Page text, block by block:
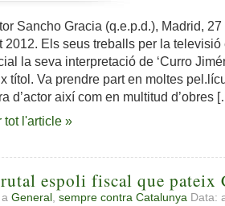
Sancho Gracia (q.e.p.d.), Madrid,
2012. Els seus treballs per la televisió
la seva interpretació de ‘Curro
títol. Va prendre part en moltes
d’actor així com en multitud d’obres
tot l'article »
espoli fiscal que pateix
General sempre contra Catalunya Data: